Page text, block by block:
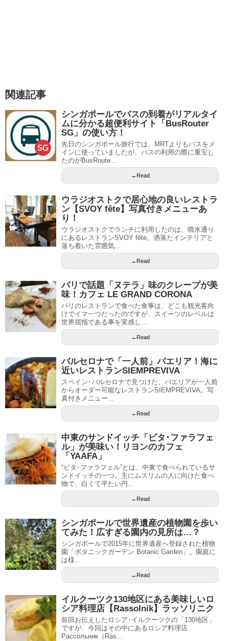
関連記事
シンガポールでバスの到着がリアルタイ
ムに分かる超便利サイト「BusRouter
SG」の使い方！
先日のシンガポール旅行では、MRTよりもバスをメ
インに使っていましたが、バスの利用の際に重宝し
たのがBusRoute...
→Read
ウラジオストクで居心地の良いレストラ
ン【SVOY fête】写真付きメニューあ
り！
ウラジオストクでランチに利用したのは、噴水通り
にあるレストランSVOY fête。洒落たインテリアと
落ち着いた雰囲気...
→Read
パリで話題「ヌテラ」味のクレープが美
味！カフェ LE GRAND CORONA
パリのレストランで食べた食事は、どこも観光客向
けでイマ一つだったのですが、スイーツのレベルは
世界屈指である事を実感し...
→Read
バルセロナで「一人前」パエリア！海に
近いレストランSIEMPREVIVA
スペイン･バルセロナで見つけた、パエリアが一人前
からオーダー可能なレストランSIEMPREVIVA。写
真付きメニュー...
→Read
中東のサンドイッチ「ピタ･ファラフェ
ル」が美味い！リヨンのカフェ
「YAAFA」
“ピタ･ファラフェル”とは、中東で食べられているサ
ンドイッチの一つ。主にムスリムの人に向けた食べ
物で、白くて平たい円...
→Read
シンガポールで世界遺産の植物園を歩い
てみた！広すぎる園内の見所は…？
シンガポールで2015年に世界遺産へ登録された植物
園「ボタニックガーデン Botanic Garden」。園庭に
は様...
→Read
イルクーツク130地区にある美味しいロ
シア料理店【Rassolnik】ラッソリニク
前回お伝えしたロシア･イルクーツクの「130地区」
ですが、今回はその中にあるロシア料理店
Рассольник（Ras...